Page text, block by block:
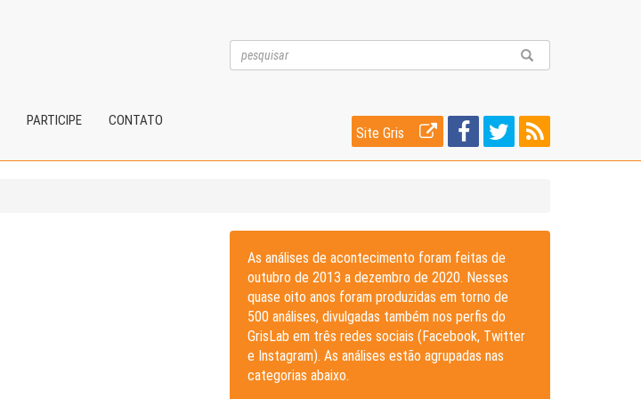
PARTICIPE CONTATO
Site Gris
As análises de acontecimento foram feitas de
outubro de 2013 a dezembro de 2020. Nesses
quase oito anos foram produzidas em torno de
500 análises, divulgadas também nos perfis do
GrisLab em três redes sociais (Facebook, Twitter
e Instagram). As análises estão agrupadas nas
categorias abaixo.